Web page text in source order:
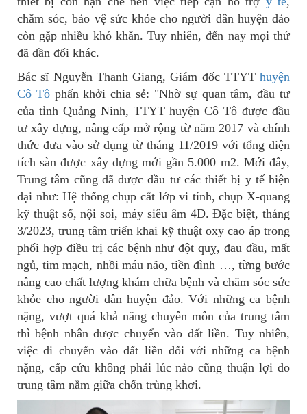
chăm sóc, bảo vệ sức khỏe cho người dân huyện đảo
còn gặp nhiều khó khăn. Tuy nhiên, đến nay mọi thứ
đã dần đổi khác.
Bác sĩ Nguyễn Thanh Giang, Giám đốc TTYT huyện
Cô Tôphấn khởi chia sẻ: "Nhờ sự quan tâm, đầu tư
của tỉnh Quảng Ninh, TTYT huyện Cô Tô được đầu
tư xây dựng, nâng cấp mở rộng từ năm 2017 và chính
thức đưa vào sử dụng từ tháng 11/2019 với tổng diện
tích sàn được xây dựng mới gần 5.000 m2. Mới đây,
Trung tâm cũng đã được đầu tư các thiết bị y tế hiện
đại như: Hệ thống chụp cắt lớp vi tính, chụp X-quang
kỹ thuật số, nội soi, máy siêu âm 4D. Đặc biệt, tháng
3/2023, trung tâm triển khai kỹ thuật oxy cao áp trong
phối hợp điều trị các bệnh như đột quỵ, đau đầu, mất
ngủ, tim mạch, nhồi máu não, tiền đình …, từng bước
nâng cao chất lượng khám chữa bệnh và chăm sóc sức
khỏe cho người dân huyện đảo. Với những ca bệnh
nặng, vượt quá khả năng chuyên môn của trung tâm
thì bệnh nhân được chuyển vào đất liền. Tuy nhiên,
việc di chuyển vào đất liền đối với những ca bệnh
nặng, cấp cứu không phải lúc nào cũng thuận lợi do
trung tâm nằm giữa chốn trùng khơi.